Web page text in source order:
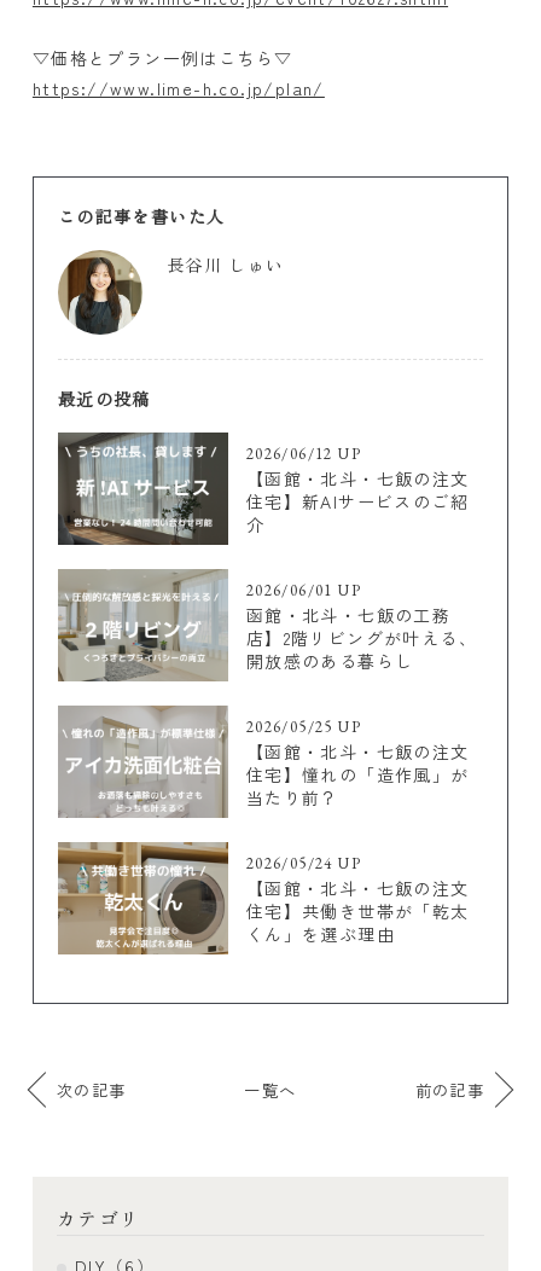
▽価格とプラン一例はこちら▽
https://www.lime-h.co.jp/plan/
この記事を書いた人
長谷川 しゅい
最近の投稿
2026/06/12 UP
【函館・北斗・七飯の注文
住宅】新AIサービスのご紹
介
2026/06/01 UP
函館・北斗・七飯の工務
店】2階リビングが叶える、
開放感のある暮らし
2026/05/25 UP
【函館・北斗・七飯の注文
住宅】憧れの「造作風」が
当たり前？
2026/05/24 UP
【函館・北斗・七飯の注文
住宅】共働き世帯が「乾太
くん」を選ぶ理由
次の記事 一覧へ 前の記事
カテゴリ
DIY（6）